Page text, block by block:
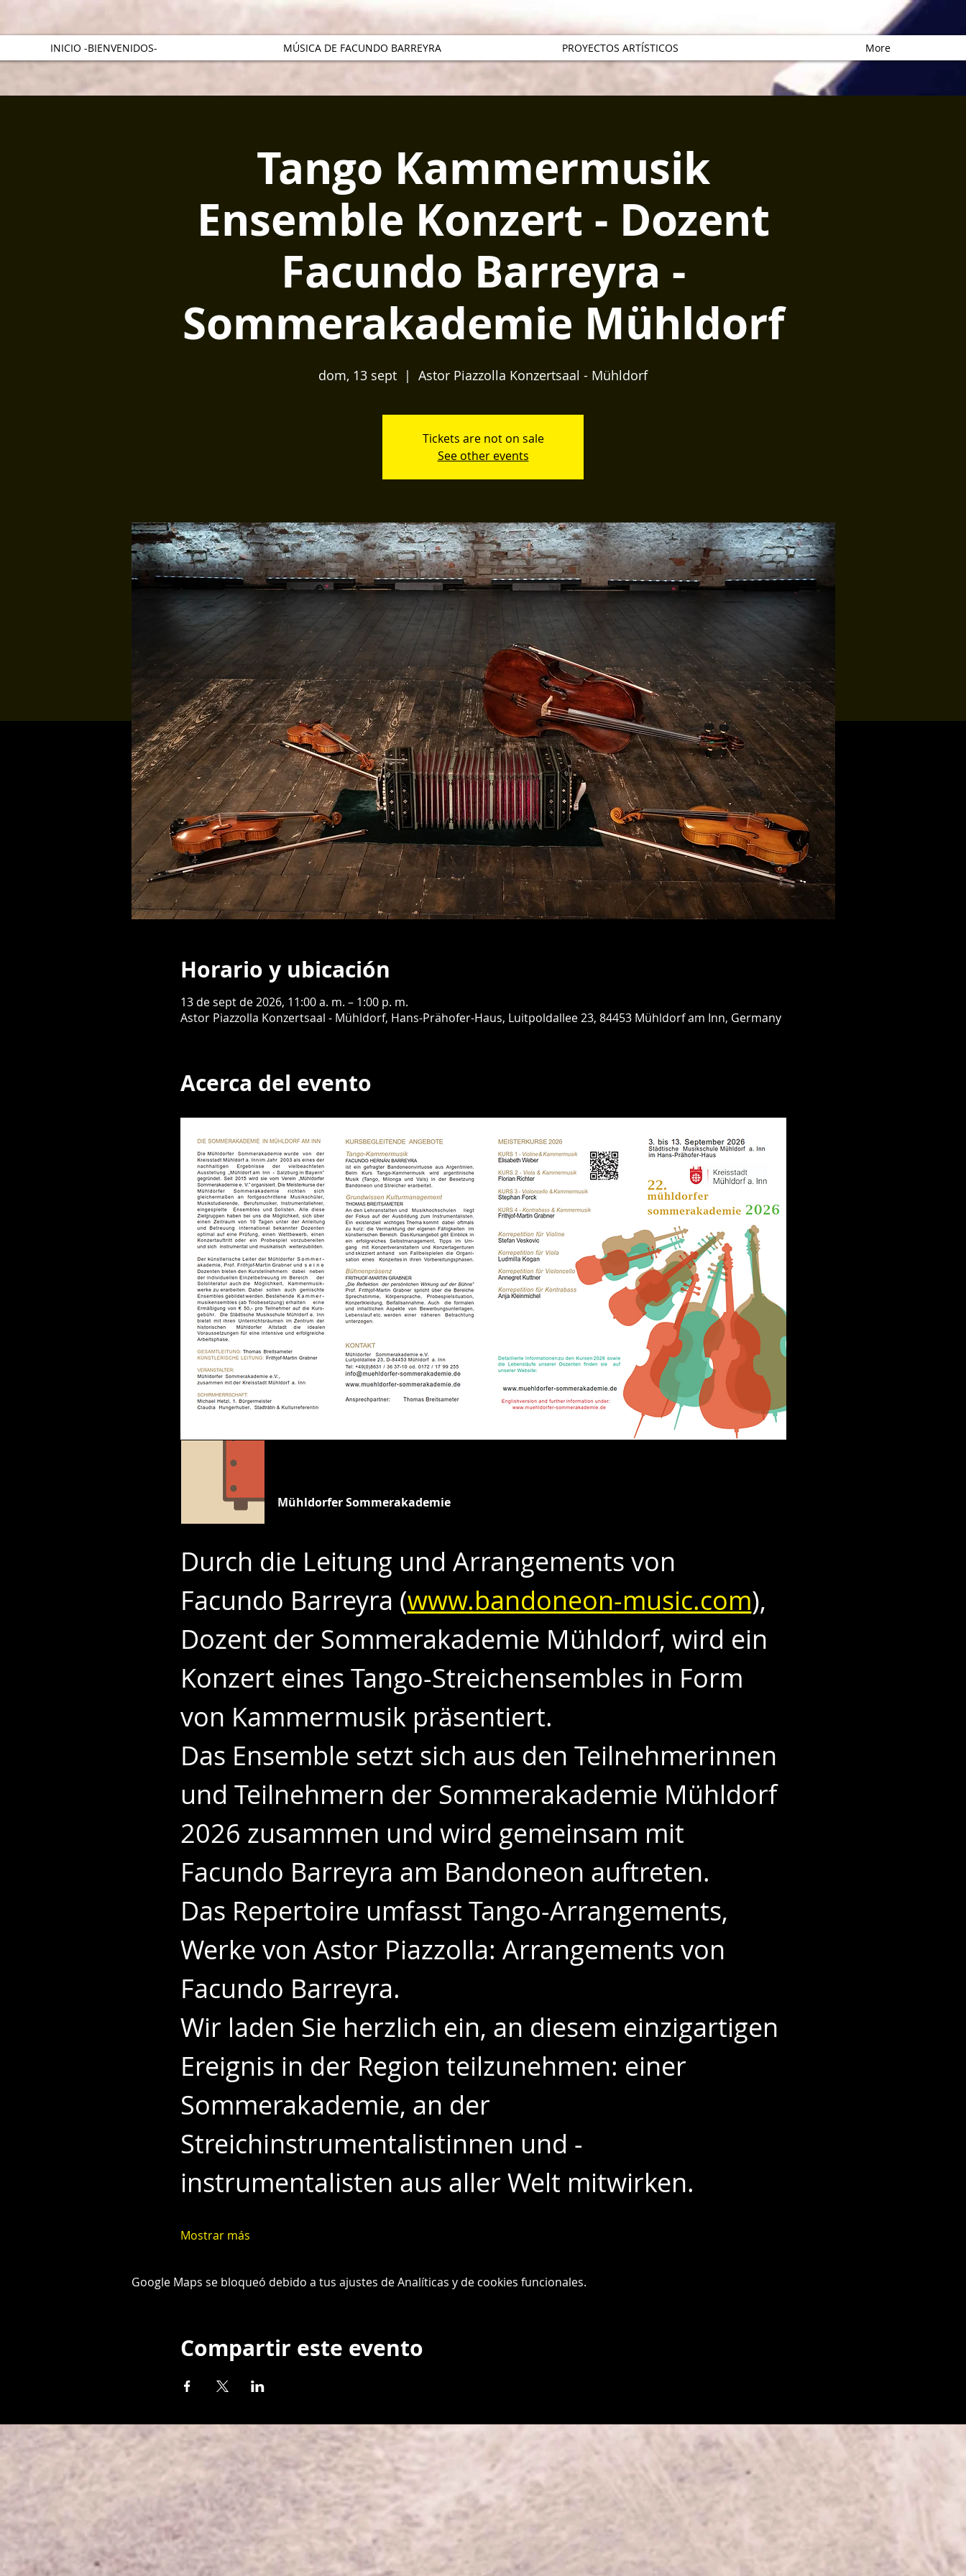
INICIO -BIENVENIDOS- MÚSICA DE FACUNDO BARREYRA PROYECTOS ARTÍSTICOS More
Tango Kammermusik
Ensemble Konzert - Dozent
Facundo Barreyra -
Sommerakademie Mühldorf
dom, 13 sept
  |
Astor Piazzolla Konzertsaal - Mühldorf
Tickets are not on sale
See other events
Horario y ubicación
13 de sept de 2026, 11:00 a. m. – 1:00 p. m.
Astor Piazzolla Konzertsaal - Mühldorf, Hans-Prähofer-Haus, Luitpoldallee 23, 84453 Mühldorf am Inn, Germany
Acerca del evento
Mühldorfer Sommerakademie
Durch die Leitung und Arrangements von
Facundo Barreyra (www.bandoneon-music.com),
Dozent der Sommerakademie Mühldorf, wird ein
Konzert eines Tango-Streichensembles in Form
von Kammermusik präsentiert.
Das Ensemble setzt sich aus den Teilnehmerinnen
und Teilnehmern der Sommerakademie Mühldorf
2026 zusammen und wird gemeinsam mit
Facundo Barreyra am Bandoneon auftreten.
Das Repertoire umfasst Tango-Arrangements,
Werke von Astor Piazzolla: Arrangements von
Facundo Barreyra.
Wir laden Sie herzlich ein, an diesem einzigartigen
Ereignis in der Region teilzunehmen: einer
Sommerakademie, an der
Streichinstrumentalistinnen und -
instrumentalisten aus aller Welt mitwirken.
Mostrar más
Google Maps se bloqueó debido a tus ajustes de Analíticas y de cookies funcionales.
Compartir este evento